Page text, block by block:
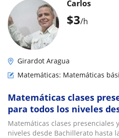
$3/h
Carlos
Girardot Aragua
Matemáticas: Matemáticas
Matemáticas clases
para todos los niveles
hasta la Universidad
Matemáticas clases presenciales
niveles desde Bachillerato hasta